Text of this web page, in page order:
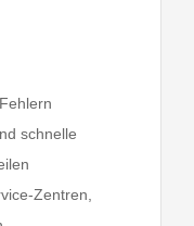
schnelle
Zentren,